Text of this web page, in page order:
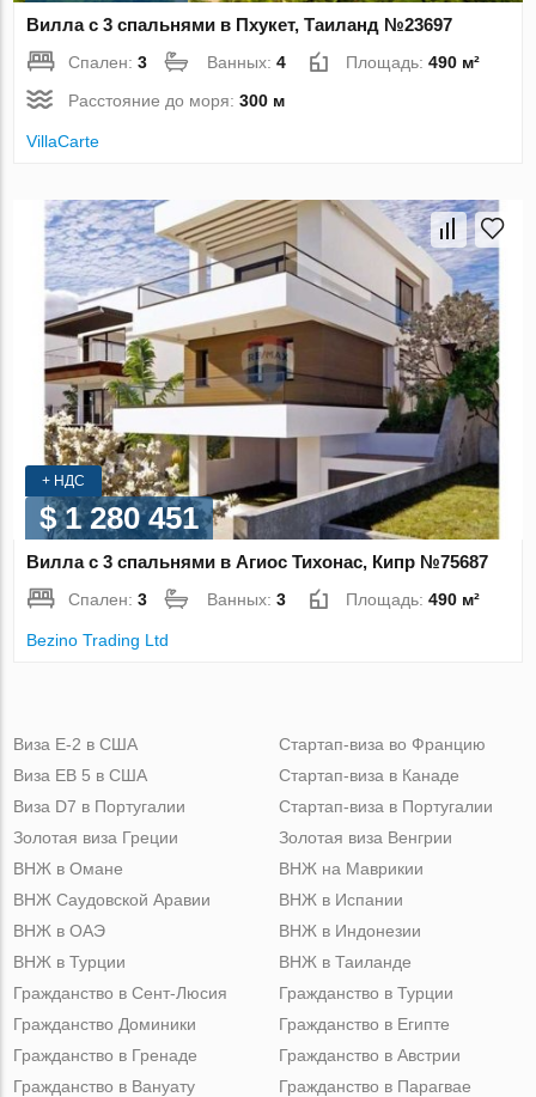
Вилла с 3 спальнями в Пхукет, Таиланд №23697
Спален:3 Ванных:4 Площадь:490 м²
Расстояние до моря:300 м
VillaСarte
+ НДС
$ 1 280 451
Вилла с 3 спальнями в Агиос Тихонас, Кипр №75687
Спален:3 Ванных:3 Площадь:490 м²
Bezino Trading Ltd
Виза Е-2 в США
Виза ЕВ 5 в США
Виза D7 в Португалии
Золотая виза Греции
Стартап-виза во Францию
Стартап-виза в Канаде
Стартап-виза в Португалии
Золотая виза Венгрии
ВНЖ в Омане
ВНЖ Саудовской Аравии
ВНЖ в ОАЭ
ВНЖ в Турции
ВНЖ на Маврикии
ВНЖ в Испании
ВНЖ в Индонезии
ВНЖ в Таиланде
Гражданство в Сент-Люсия
Гражданство Доминики
Гражданство в Гренаде
Гражданство в Вануату
Гражданство в Турции
Гражданство в Египте
Гражданство в Австрии
Гражданство в Парагвае